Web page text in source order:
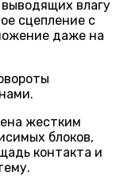
влагу
сцепление с
даже на
жестким
блоков,
контакта и